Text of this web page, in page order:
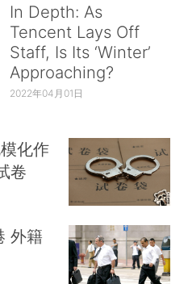
In Depth: As
Tencent Lays Off
Staff, Is Its ‘Winter’
Approaching?
2022年04月01日
化作
卷
外籍